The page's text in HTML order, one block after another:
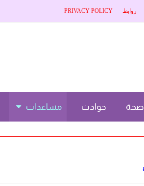
روابط PRIVACY POLICY
صحة حوادث مساعدات